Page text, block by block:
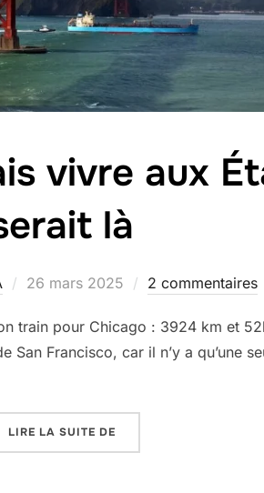
vivre aux
là
Publié
26 mars 2025 2 commentaires
train pour Chicago : 3924 km et
Francisco, car il n’y a qu’une
LIRE LA SUITE DE